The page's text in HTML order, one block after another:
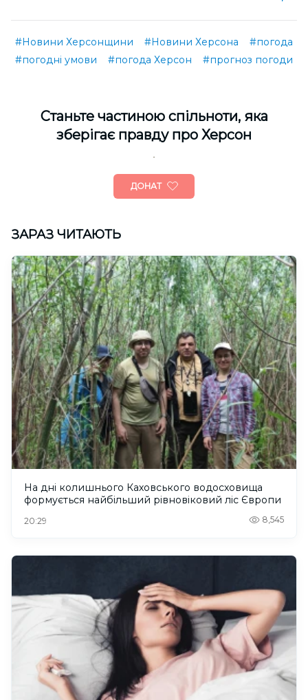
#Новини Херсонщини #Новини Херсона
#погода
#погодні умови
#погода Херсон #прогноз погоди
Cтаньте частиною спільноти, яка
зберігає правду про Херсон
ДОНАТ
ЗАРАЗ ЧИТАЮТЬ
На дні колишнього Каховського водосховища
формується найбільший рівновіковий ліс Європи
20:29 8,545